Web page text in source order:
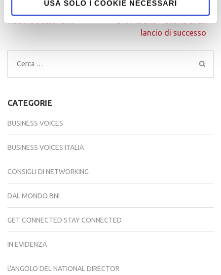
USA SOLO I COOKIE NECESSARI
Navigazione
lancio di successo
Ricerca
per:
CATEGORIE
BUSINESS VOICES
BUSINESS VOICES ITALIA
CONSIGLI DI NETWORKING
DAL MONDO BNI
GET CONNECTED STAY CONNECTED
IN EVIDENZA
L'ANGOLO DEL NATIONAL DIRECTOR